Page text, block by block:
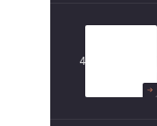
4